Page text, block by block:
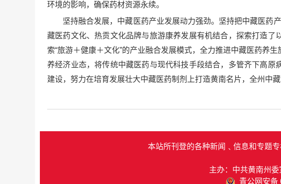
环境的影响，确保药材资源永续。
坚持融合发展，中藏医药产业发展动力强劲。坚持把中藏医药
藏医药文化、热贡文化品牌与旅游康养发展有机结合，探索打造
索“旅游＋健康＋文化”的产业融合发展模式，全力推进中藏医药养
养经济业态，将传统中藏医药与现代科技手段结合，多管齐下高
建设，努力在培育发展壮大中藏医药制剂上打造黄南名片，全州中
本站所刊登的各种新闻﹑信息和专题
主办：中共黄南州
青公网安备